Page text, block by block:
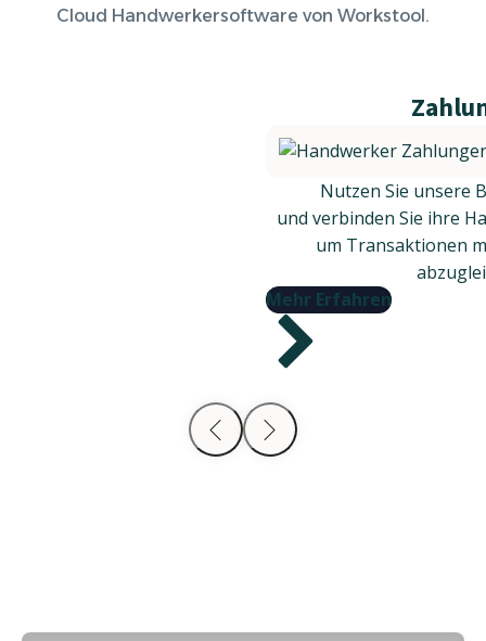
Cloud Handwerkersoftware von Workstool.
Nutzen Sie unsere
und verbinden Sie ihre
um Transaktionen
Mehr Erfahren